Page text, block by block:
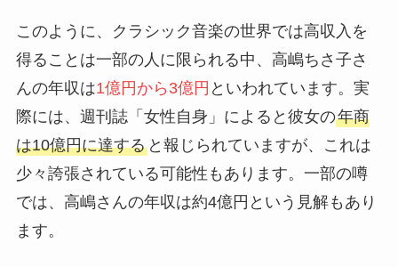
このように、クラシック音楽の世界では高収入を
得ることは一部の人に限られる中、高嶋ちさ子さ
んの年収は1億円から3億円 といわれています。実
際には、週刊誌「女性自身」によると彼女の年商
は10億円に達すると報じられていますが、これは
少々誇張されている可能性もあります。一部の噂
では、高嶋さんの年収は約4億円という見解もあり
ます。